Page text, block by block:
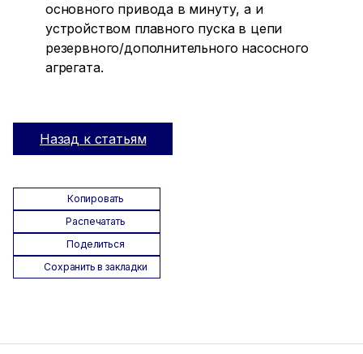
основного привода в минуту, а и
устройством плавного пуска в цепи
резервного/дополнительного насосного
агрегата.
Назад к статьям
Копировать
Распечатать
Поделиться
Сохранить в закладки